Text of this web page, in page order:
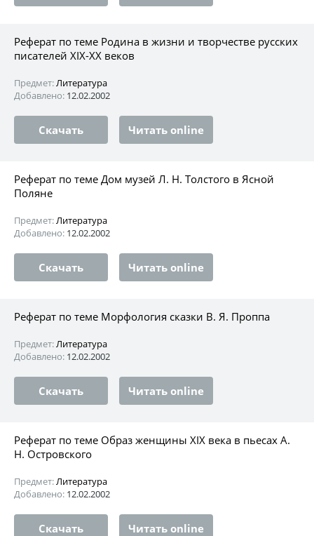
Реферат по теме Родина в жизни и творчестве русских
писателей XIX-XX веков
Предмет:Литература
Добавлено: 12.02.2002
Скачать Читать online
Реферат по теме Дом музей Л. Н. Толстого в Ясной
Поляне
Предмет:Литература
Добавлено: 12.02.2002
Скачать Читать online
Реферат по теме Морфология сказки В. Я. Проппа
Предмет:Литература
Добавлено: 12.02.2002
Скачать Читать online
Реферат по теме Образ женщины XIX века в пьесах А.
Н. Островского
Предмет:Литература
Добавлено: 12.02.2002
Скачать Читать online